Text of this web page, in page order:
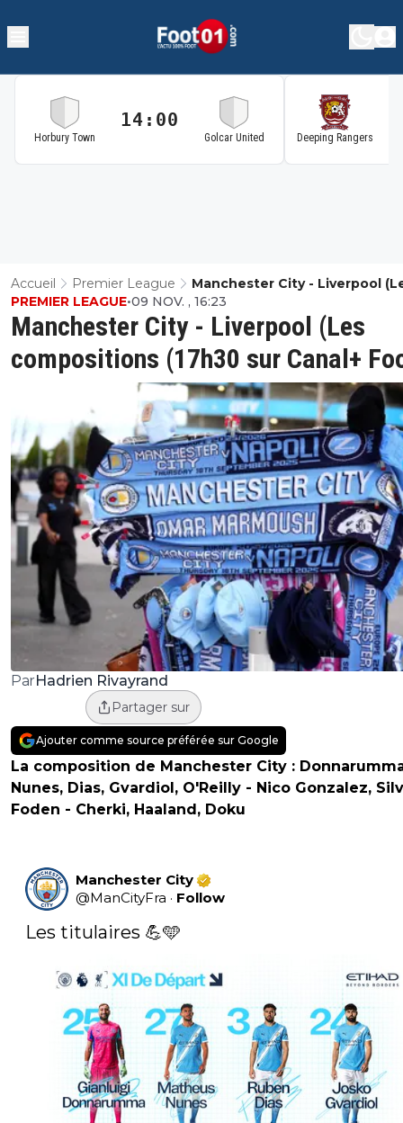
Horbury Town
14:00
Golcar United Deeping Rangers
Accueil Premier League
Manchester City - Liverpool
Compositions (17h30 Sur
Foot)
Manchester City - Liverpool (Les
compositions (17h30 sur Canal+
PREMIER LEAGUE•09 NOV. , 16:23
ParHadrien Rivayrand
Partager sur
Ajouter comme source préférée sur Google
La composition de Manchester City :
Nunes, Dias, Gvardiol, O'Reilly - Nico Gonzalez,
Foden - Cherki, Haaland, Doku
Manchester City
@ManCityFra · Follow
Les titulaires 💪🩵